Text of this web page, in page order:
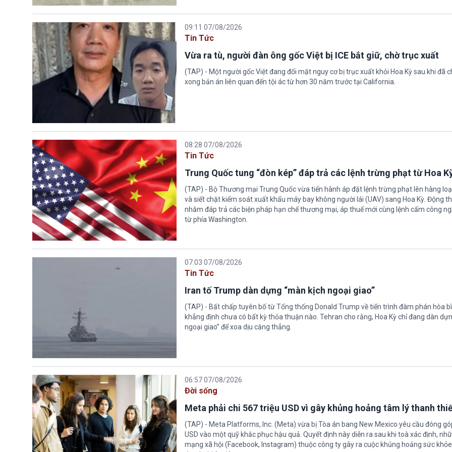
09:11 07/08/2026
Tin Tức
Vừa ra tù, người đàn ông gốc Việt bị ICE bắt giữ, chờ trục xuất
(TAP) - Một người gốc Việt đang đối mặt nguy cơ bị trục xuất khỏi Hoa Kỳ sau khi đã
xong bản án liên quan đến tội ác từ hơn 30 năm trước tại California.
08:28 07/08/2026
Tin Tức
Trung Quốc tung “đòn kép” đáp trả các lệnh trừng phạt từ Hoa
(TAP) - Bộ Thương mại Trung Quốc vừa tiến hành áp đặt lệnh trừng phạt lên hàng
và siết chặt kiểm soát xuất khẩu máy bay không người lái (UAV) sang Hoa Kỳ. Động
nhằm đáp trả các biện pháp hạn chế thương mại, áp thuế mới cùng lệnh cấm công
từ phía Washington.
07:03 07/08/2026
Tin Tức
Iran tố Trump dàn dựng “màn kịch ngoại giao”
(TAP) - Bất chấp tuyên bố từ Tổng thống Donald Trump về tiến trình đàm phán hòa
khẳng định chưa có bất kỳ thỏa thuận nào. Tehran cho rằng, Hoa Kỳ chỉ đang dàn
ngoại giao” để xoa dịu căng thẳng.
06:57 07/08/2026
Đời sống
Meta phải chi 567 triệu USD vì gây khủng hoảng tâm lý thanh
(TAP) - Meta Platforms, Inc. (Meta) vừa bị Tòa án bang New Mexico yêu cầu đóng
USD vào một quỹ khắc phục hậu quả. Quyết định này diễn ra sau khi toà xác định,
mạng xã hội (Facebook, Instagram) thuộc công ty gây ra cuộc khủng hoảng sức